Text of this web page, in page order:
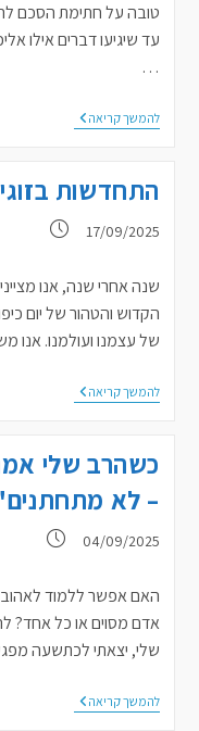
טובה על חתימת הסכם
עד שיגיעו דברים אילו
…
להמשך קריאהתובנה
של
על
זוגיות
במנהרות
של
התחדשות
פורסם:
17/09/2025
שנה אחרי שנה, אנו
הקדוש והטהור של יום
של עצמנו ועולמנו.
להמשך קריאההתחדשות
בזוגיות,
כשהרב שלי
– לא
פורסם:
04/09/2025
האם אפשר ללמוד לאהוב
אדם מסוים או כל אחד?
שלי, יצאתי לכתשעה
להמשך קריאהכשהרב
שלי